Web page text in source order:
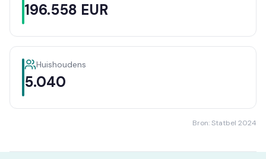
196.558 EUR
Huishoudens
5.040
Bron: Statbel 2024